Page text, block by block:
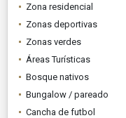
Zona residencial
Zonas deportivas
Zonas verdes
Áreas Turísticas
Bosque nativos
Bungalow / pareado
Cancha de futbol